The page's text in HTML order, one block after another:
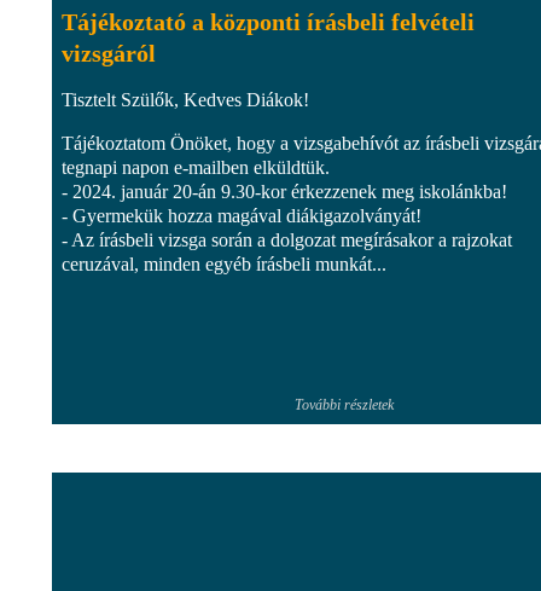
Tájékoztató a központi írásbeli felvételi
vizsgáról
Tisztelt Szülők, Kedves Diákok!
Tájékoztatom Önöket, hogy a vizsgabehívót az írásbeli
tegnapi napon e-mailben elküldtük.
- 2024. január 20-án 9.30-kor érkezzenek meg iskolánkba!
- Gyermekük hozza magával diákigazolványát!
- Az írásbeli vizsga során a dolgozat megírásakor a rajzokat
ceruzával, minden egyéb írásbeli munkát...
További részletek